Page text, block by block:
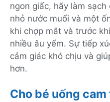
ngon giấc, hãy làm
nhỏ nước muối và một
khi chợp mắt và trước
nhiều âu yếm. Sự tiếp
cảm giác khó chịu và
hơn.
Cho bé uống